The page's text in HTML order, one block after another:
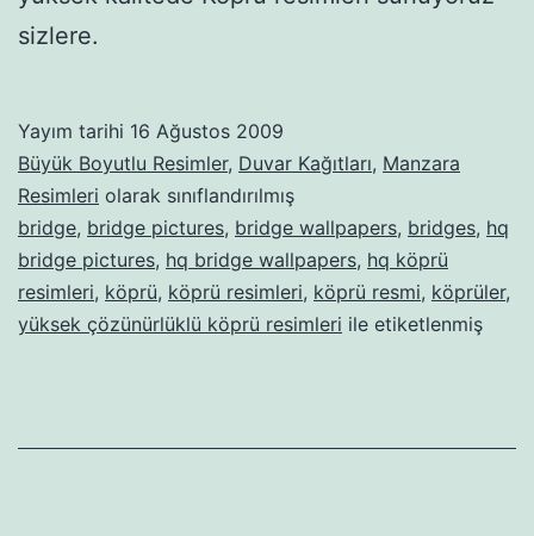
sizlere.
Yayım tarihi 16 Ağustos 2009
Büyük Boyutlu Resimler, Duvar Kağıtları, Manzara
Resimleri olarak sınıflandırılmış
bridge, bridge pictures, bridge wallpapers, bridges, hq
bridge pictures, hq bridge wallpapers, hq köprü
resimleri, köprü, köprü resimleri, köprü resmi, köprüler,
yüksek çözünürlüklü köprü resimleri ile etiketlenmiş